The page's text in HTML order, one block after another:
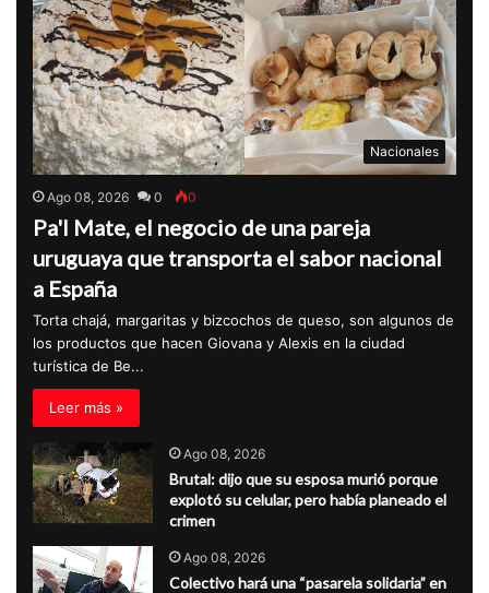
Nacionales
Ago 08, 2026 0 0
Pa'l Mate, el negocio de una pareja
uruguaya que transporta el sabor nacional
a España
Torta chajá, margaritas y bizcochos de queso, son algunos de
los productos que hacen Giovana y Alexis en la ciudad
turística de Be...
Leer más »
Ago 08, 2026
Brutal: dijo que su esposa murió porque
explotó su celular, pero había planeado el
crimen
Ago 08, 2026
Colectivo hará una “pasarela solidaria” en